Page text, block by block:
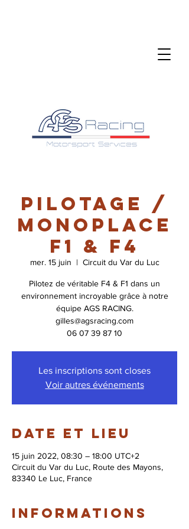
Pilotage /
Monoplace
F1 & F4
mer. 15 juin
  |
Circuit du Var du Luc
Pilotez de véritable F4 & F1 dans un
environnement incroyable grâce à notre
équipe AGS RACING.
gilles@agsracing.com
06 07 39 87 10
Les inscriptions sont closes
Voir autres événements
Date et lieu
15 juin 2022, 08:30 – 18:00 UTC+2
Circuit du Var du Luc, Route des Mayons,
83340 Le Luc, France
Informations